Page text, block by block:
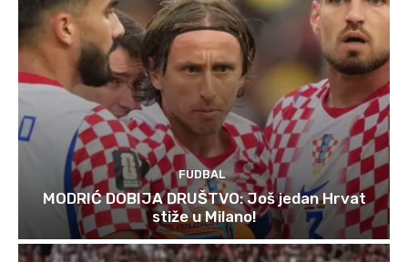
FUDBAL
MODRIĆ DOBIJA DRUŠTVO: Još jedan Hrvat
stiže u Milano!